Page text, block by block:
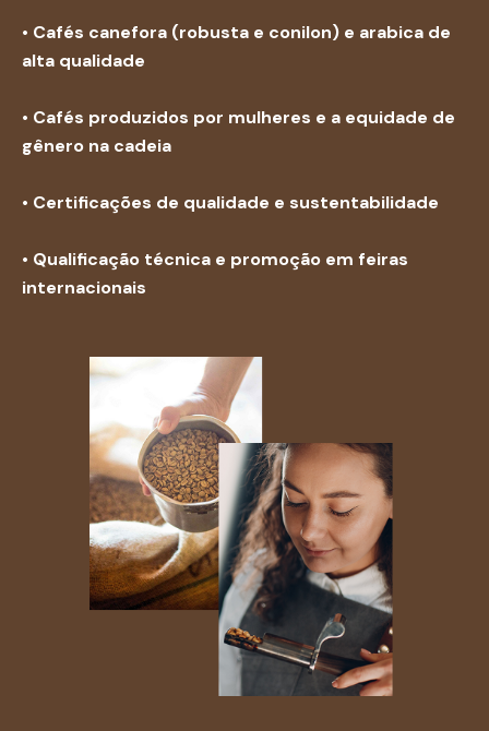
• Cafés canefora (robusta e conilon) e arabica de
alta qualidade
• Cafés produzidos por mulheres e a equidade de
gênero na cadeia
• Certificações de qualidade e sustentabilidade
• Qualificação técnica e promoção em feiras
internacionais